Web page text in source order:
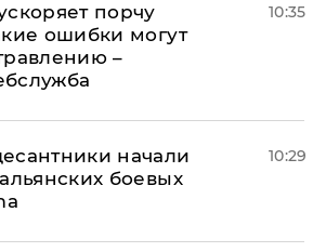
порчу
ошибки могут
–
10:35
начали
боевых
10:29